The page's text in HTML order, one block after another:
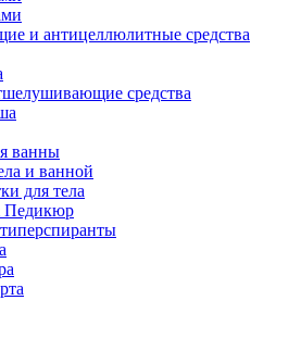
и антицеллюлитные средства
средства
ванны
и ванной
для тела